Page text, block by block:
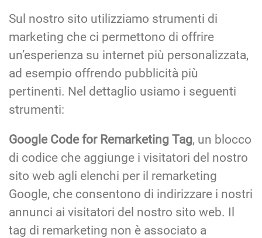
Sul nostro sito utilizziamo strumenti di
marketing che ci permettono di offrire
un’esperienza su internet più personalizzata,
ad esempio offrendo pubblicità più
pertinenti. Nel dettaglio usiamo i seguenti
strumenti:
Google Code for Remarketing Tag, un blocco
di codice che aggiunge i visitatori del nostro
sito web agli elenchi per il remarketing
Google, che consentono di indirizzare i nostri
annunci ai visitatori del nostro sito web. Il
tag di remarketing non è associato a